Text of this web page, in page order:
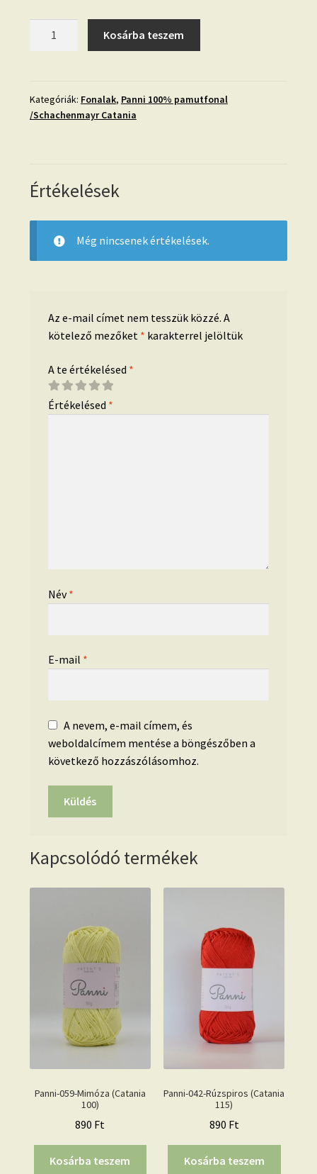
Kosárba teszem
Kategóriák: Fonalak, Panni 100% pamutfonal
/Schachenmayr Catania
Értékelések
Még nincsenek értékelések.
Az e-mail címet nem tesszük közzé. A
kötelező mezőket * karakterrel jelöltük
A te értékelésed *
Értékelésed *
Név*
E-mail *
A nevem, e-mail címem, és
weboldalcímem mentése a böngészőben a
következő hozzászólásomhoz.
Kapcsolódó termékek
Panni-059-Mimóza (Catania
100)
890 Ft
Kosárba teszem
Panni-042-Rúzspiros (Catania
115)
890 Ft
Kosárba teszem